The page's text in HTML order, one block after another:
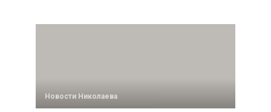
Новости Николаева